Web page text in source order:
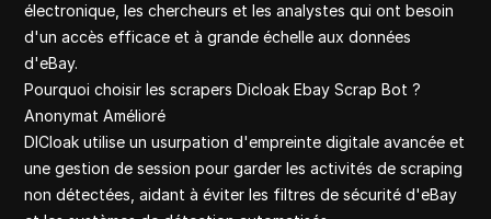
électronique, les chercheurs et les analystes qui ont besoin
d'un accès efficace et à grande échelle aux données
d'eBay.
Pourquoi choisir les scrapers Dicloak Ebay Scrap Bot ?
Anonymat Amélioré
DICloak utilise un usurpation d'empreinte digitale avancée et
une gestion de session pour garder les activités de scraping
non détectées, aidant à éviter les filtres de sécurité d'eBay